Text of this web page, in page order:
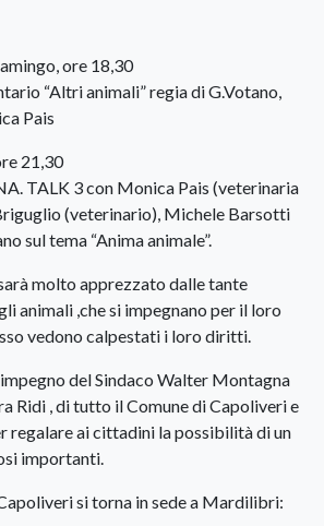
ore 18,30
“Altri animali” regia di G.Votano,
Pais
21,30
TALK 3 con Monica Pais (veterinaria
(veterinario), Michele Barsotti
sul tema “Anima animale”.
molto apprezzato dalle tante
animali ,che si impegnano per il loro
vedono calpestati i loro diritti.
del Sindaco Walter Montagna
Ridi , di tutto il Comune di Capoliveri e
regalare ai cittadini la possibilità di un
importanti.
si torna in sede a Mardilibri: